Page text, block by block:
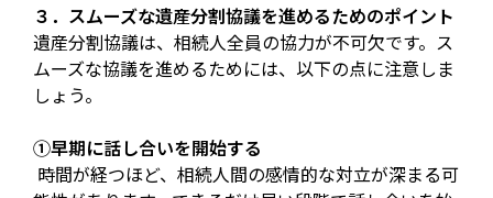
３．スムーズな遺産分割協議を進めるためのポイント
遺産分割協議は、相続人全員の協力が不可欠です。ス
ムーズな協議を進めるためには、以下の点に注意しま
しょう。
①早期に話し合いを開始する
時間が経つほど、相続人間の感情的な対立が深まる可